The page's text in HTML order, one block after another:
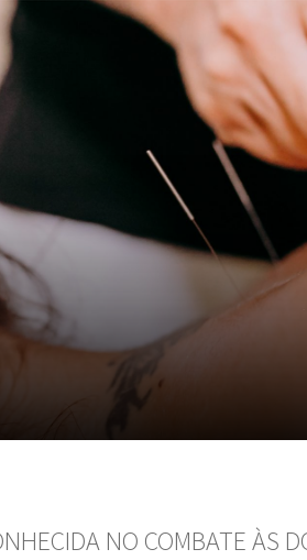
NO COMBATE ÀS